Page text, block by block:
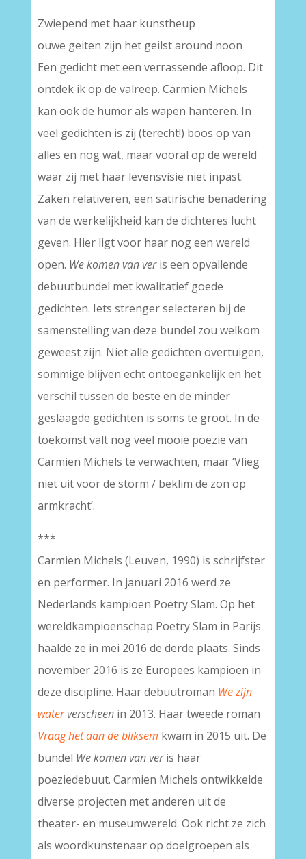
Zwiepend met haar kunstheup
ouwe geiten zijn het geilst around noon
Een gedicht met een verrassende afloop. Dit
ontdek ik op de valreep. Carmien Michels
kan ook de humor als wapen hanteren. In
veel gedichten is zij (terecht!) boos op van
alles en nog wat, maar vooral op de wereld
waar zij met haar levensvisie niet inpast.
Zaken relativeren, een satirische benadering
van de werkelijkheid kan de dichteres lucht
geven. Hier ligt voor haar nog een wereld
open. We komen van veris een opvallende
debuutbundel met kwalitatief goede
gedichten. Iets strenger selecteren bij de
samenstelling van deze bundel zou welkom
geweest zijn. Niet alle gedichten overtuigen,
sommige blijven echt ontoegankelijk en het
verschil tussen de beste en de minder
geslaagde gedichten is soms te groot. In de
toekomst valt nog veel mooie poëzie van
Carmien Michels te verwachten, maar ‘Vlieg
niet uit voor de storm / beklim de zon op
armkracht’.
***
Carmien Michels (Leuven, 1990) is schrijfster
en performer. In januari 2016 werd ze
Nederlands kampioen Poetry Slam. Op het
wereldkampioenschap Poetry Slam in Parijs
haalde ze in mei 2016 de derde plaats. Sinds
november 2016 is ze Europees kampioen in
deze discipline. Haar debuutroman We zijn
waterverscheen in 2013. Haar tweede roman
Vraag het aan de bliksem kwam in 2015 uit. De
bundel We komen van veris haar
poëziedebuut. Carmien Michels ontwikkelde
diverse projecten met anderen uit de
theater- en museumwereld. Ook richt ze zich
als woordkunstenaar op doelgroepen als